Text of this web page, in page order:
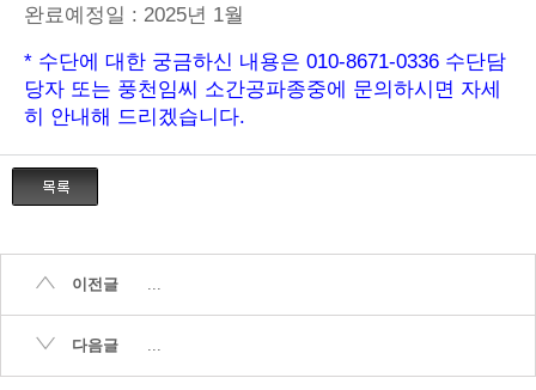
완료예정일 : 2025년 1월
* 수단에 대한 궁금하신 내용은 010-8671-0336 수단담
당자 또는 풍천임씨 소간공파종중에 문의하시면 자세
히 안내해 드리겠습니다.
이전글 ...
다음글 ...